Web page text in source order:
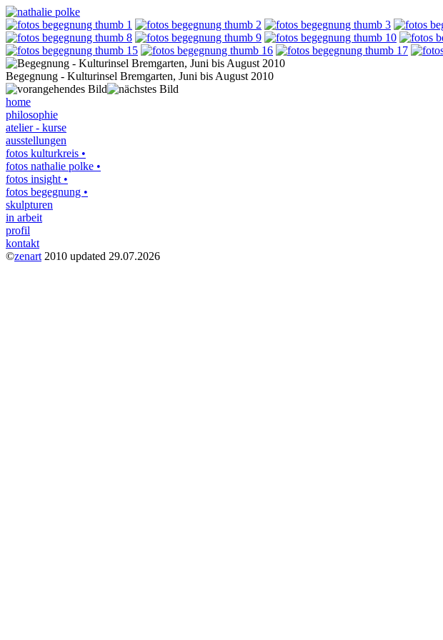
Begegnung - Kulturinsel Bremgarten, Juni bis August 2010
home
philosophie
atelier - kurse
ausstellungen
fotos kulturkreis •
fotos nathalie polke •
fotos insight •
fotos begegnung •
skulpturen
in arbeit
profil
kontakt
©zenart 2010 updated 29.07.2026